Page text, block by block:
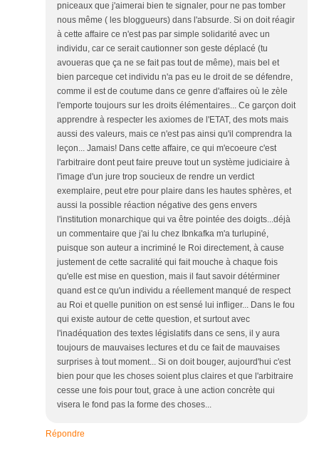
pniceaux que j'aimerai bien te signaler, pour ne pas tomber
nous même ( les bloggueurs) dans l'absurde. Si on doit réagir
à cette affaire ce n'est pas par simple solidarité avec un
individu, car ce serait cautionner son geste déplacé (tu
avoueras que ça ne se fait pas tout de même), mais bel et
bien parceque cet individu n'a pas eu le droit de se défendre,
comme il est de coutume dans ce genre d'affaires où le zèle
l'emporte toujours sur les droits élémentaires... Ce garçon doit
apprendre à respecter les axiomes de l'ETAT, des mots mais
aussi des valeurs, mais ce n'est pas ainsi qu'il comprendra la
leçon... Jamais! Dans cette affaire, ce qui m'ecoeure c'est
l'arbitraire dont peut faire preuve tout un système judiciaire à
l'image d'un jure trop soucieux de rendre un verdict
exemplaire, peut etre pour plaire dans les hautes sphères, et
aussi la possible réaction négative des gens envers
l'institution monarchique qui va être pointée des doigts...déjà
un commentaire que j'ai lu chez Ibnkafka m'a turlupiné,
puisque son auteur a incriminé le Roi directement, à cause
justement de cette sacralité qui fait mouche à chaque fois
qu'elle est mise en question, mais il faut savoir détérminer
quand est ce qu'un individu a réellement manqué de respect
au Roi et quelle punition on est sensé lui infliger... Dans le fou
qui existe autour de cette question, et surtout avec
l'inadéquation des textes législatifs dans ce sens, il y aura
toujours de mauvaises lectures et du ce fait de mauvaises
surprises à tout moment... Si on doit bouger, aujourd'hui c'est
bien pour que les choses soient plus claires et que l'arbitraire
cesse une fois pour tout, grace à une action concrète qui
visera le fond pas la forme des choses...
Répondre